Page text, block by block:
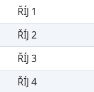
ŘÍJ 1
ŘÍJ 2
ŘÍJ 3
ŘÍJ 4